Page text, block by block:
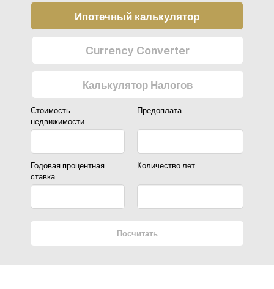
Ипотечный калькулятор
Currency Converter
Калькулятор Налогов
Стоимость
недвижимости
Предоплата
Годовая процентная
ставка
Количество лет
Посчитать